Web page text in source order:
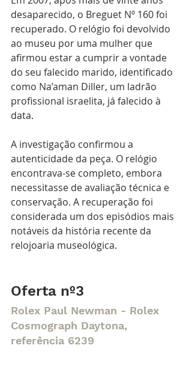
desaparecido, o Breguet Nº 160 foi
recuperado. O relógio foi devolvido
ao museu por uma mulher que
afirmou estar a cumprir a vontade
do seu falecido marido, identificado
como Na’aman Diller, um ladrão
profissional israelita, já falecido à
data.
A investigação confirmou a
autenticidade da peça. O relógio
encontrava-se completo, embora
necessitasse de avaliação técnica e
conservação. A recuperação foi
considerada um dos episódios mais
notáveis da história recente da
relojoaria museológica.
Oferta nº3
Rolex Paul Newman - Rolex
Cosmograph Daytona,
referência 6239